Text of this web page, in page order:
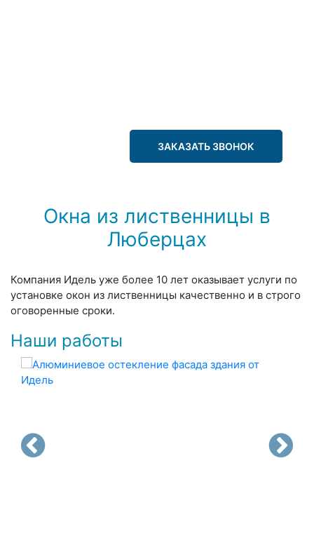
ЗАКАЗАТЬ ЗВОНОК
Окна из лиственницы в
Люберцах
Компания Идель уже более 10 лет оказывает услуги по
установке окон из лиственницы качественно и в строго
оговоренные сроки.
Наши работы